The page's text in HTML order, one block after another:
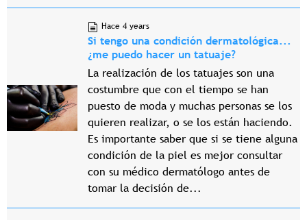
Hace 4 years
Si tengo una condición dermatológica...
¿me puedo hacer un tatuaje?
La realización de los tatuajes son una
costumbre que con el tiempo se han
puesto de moda y muchas personas se los
quieren realizar, o se los están haciendo.
Es importante saber que si se tiene alguna
condición de la piel es mejor consultar
con su médico dermatólogo antes de
tomar la decisión de...